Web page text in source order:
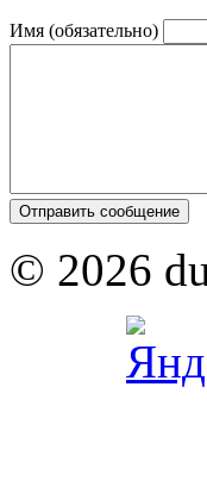
Имя (обязательно)
© 2026